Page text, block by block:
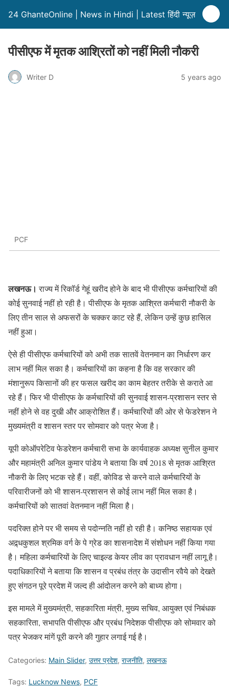
24 GhanteOnline | News in Hindi | Latest हिंदी न्यूज़
पीसीएफ में मृतक आश्रितों को नहीं मिली नौकरी
Writer D 5 years ago
PCF
लखनऊ। राज्य में रिकॉर्ड गेहूं खरीद होने के बाद भी पीसीएफ कर्मचारियों की
कोई सुनवाई नहीं हो रही है। पीसीएफ के मृतक आश्रित कर्मचारी नौकरी के
लिए तीन साल से अफसरों के चक्कर काट रहे हैं, लेकिन उन्हें कुछ हासिल
नहीं हुआ।
ऐसे ही पीसीएफ कर्मचारियों को अभी तक सातवें वेतनमान का निर्धारण कर
लाभ नहीं मिल सका है। कर्मचारियों का कहना है कि वह सरकार की
मंशानुरूप किसानों की हर फसल खरीद का काम बेहतर तरीके से कराते आ
रहे हैं। फिर भी पीसीएफ के कर्मचारियों की सुनवाई शासन-प्रशासन स्तर से
नहीं होने से वह दुखी और आक्रोशित हैं। कर्मचारियों की ओर से फेडरेशन ने
मुख्यमंत्री व शासन स्तर पर सोमवार को पत्र भेजा है।
यूपी कोऑपरेटिव फेडरेशन कर्मचारी सभा के कार्यवाहक अध्यक्ष सुनील कुमार
और महामंत्री अनिल कुमार पांडेय ने बताया कि वर्ष 2018 से मृतक आश्रित
नौकरी के लिए भटक रहे हैं। वहीं, कोविड से करने वाले कर्मचारियों के
परिवारीजनों को भी शासन-प्रशासन से कोई लाभ नहीं मिल सका है।
कर्मचारियों को सातवां वेतनमान नहीं मिला है।
पदरिक्त होने पर भी समय से पदोन्नति नहीं हो रही है। कनिष्ठ सहायक एवं
अद्र्धकुशल श्रमिक वर्ग के पे ग्रेड का शासनादेश में संशोधन नहीं किया गया
है। महिला कर्मचारियों के लिए चाइल्ड केयर लीव का प्रावधान नहीं लागू है।
पदाधिकारियों ने बताया कि शासन व प्रबंध तंत्र के उदासीन रवैये को देखते
हुए संगठन पूरे प्रदेश में जल्द ही आंदोलन करने को बाध्य होगा।
इस मामले में मुख्यमंत्री, सहकारिता मंत्री, मुख्य सचिव, आयुक्त एवं निबंधक
सहकारिता, सभापति पीसीएफ और प्रबंध निदेशक पीसीएफ को सोमवार को
पत्र भेजकर मांगें पूरी करने की गुहार लगाई गई है।
Categories: Main Slider, उत्तर प्रदेश, राजनीति, लखनऊ
Tags: Lucknow News, PCF